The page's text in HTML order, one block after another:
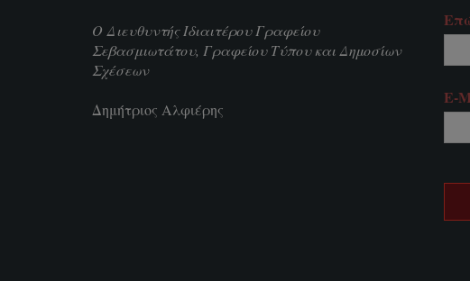
Ο Διευθυντής Ιδιαιτέρου Γραφείου
Σεβασμιωτάτου, Γραφείου Τύπου και Δημοσίων
Σχέσεων
Δημήτριος Αλφιέρης
E-